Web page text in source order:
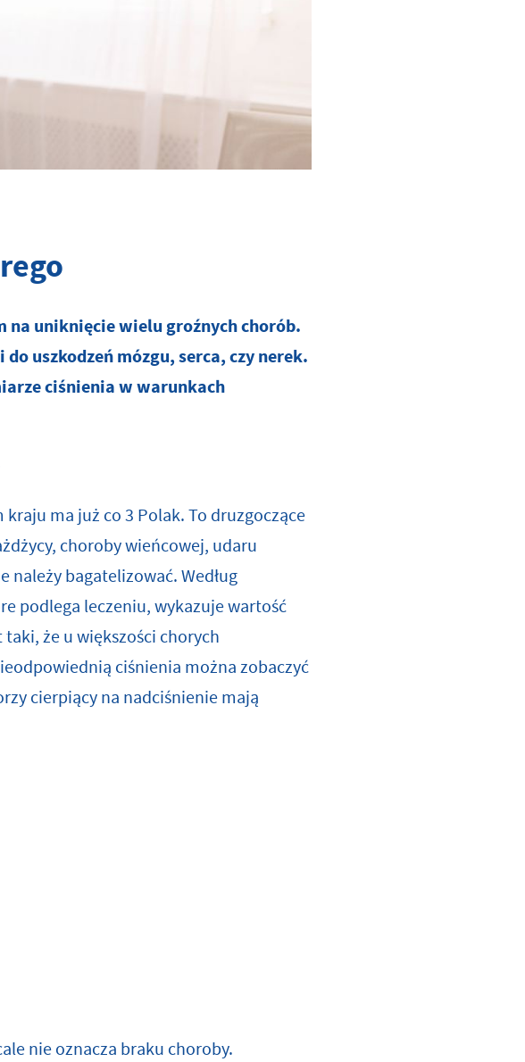
na uniknięcie wielu groźnych chorób.
uszkodzeń mózgu, serca, czy nerek.
ciśnienia w warunkach
ma już co 3 Polak. To druzgoczące
choroby wieńcowej, udaru
należy bagatelizować. Według
podlega leczeniu, wykazuje wartość
że u większości chorych
ciśnienia można zobaczyć
cierpiący na nadciśnienie mają
nie oznacza braku choroby.